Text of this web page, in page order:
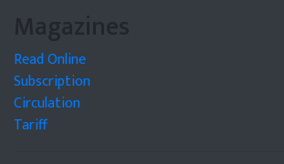
Magazines
Read Online
Subscription
Circulation
Tariff